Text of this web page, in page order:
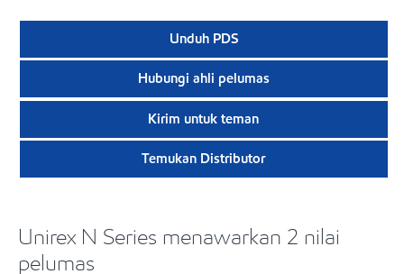
Unduh PDS
Hubungi ahli pelumas
Kirim untuk teman
Temukan Distributor
Unirex N Series menawarkan 2 nilai
pelumas